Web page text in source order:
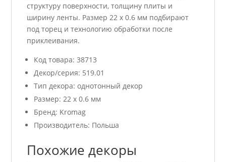
структуру поверхности, толщину плиты и
ширину ленты. Размер 22 x 0.6 мм подбирают
под торец и технологию обработки после
приклеивания.
Код товара: 38713
Декор/серия: 519.01
Тип декора: однотонный декор
Размер: 22 x 0.6 мм
Бренд: Kromag
Производитель: Польша
Похожие декоры